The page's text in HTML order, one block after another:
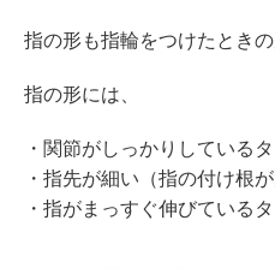
指の形も指輪をつけたとき
指の形には、
・関節がしっかりしている
・指先が細い（指の付け根
・指がまっすぐ伸びている